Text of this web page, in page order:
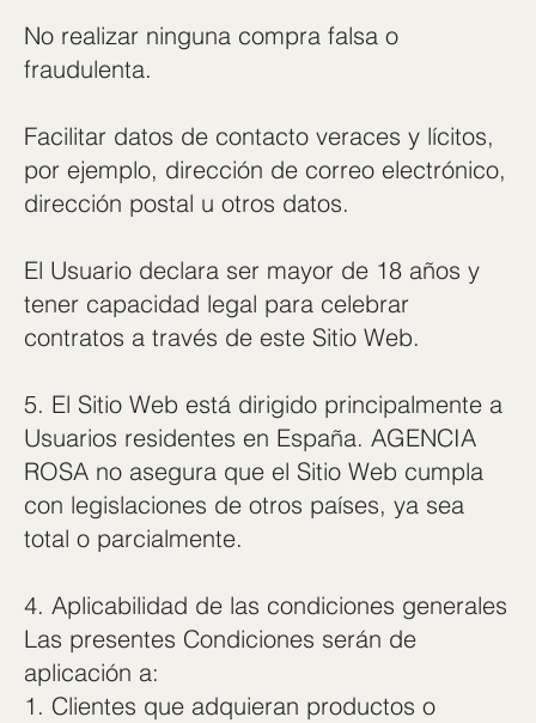
No realizar ninguna compra falsa o
fraudulenta.
Facilitar datos de contacto veraces y lícitos,
por ejemplo, dirección de correo electrónico,
dirección postal u otros datos.
El Usuario declara ser mayor de 18 años y
tener capacidad legal para celebrar
contratos a través de este Sitio Web.
5. El Sitio Web está dirigido principalmente a
Usuarios residentes en España. AGENCIA
ROSA no asegura que el Sitio Web cumpla
con legislaciones de otros países, ya sea
total o parcialmente.
4. Aplicabilidad de las condiciones generales
Las presentes Condiciones serán de
aplicación a:
1. Clientes que adquieran productos o